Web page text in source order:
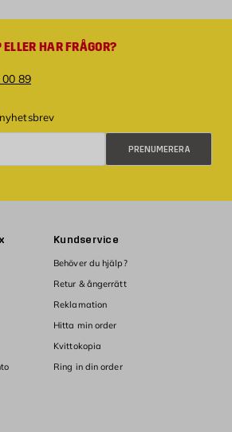
HAR FRÅGOR?
89
PRENUMERERA
Kundservice
Behöver du hjälp?
Retur & ångerrätt
Reklamation
Hitta min order
Kvittokopia
Ring in din order